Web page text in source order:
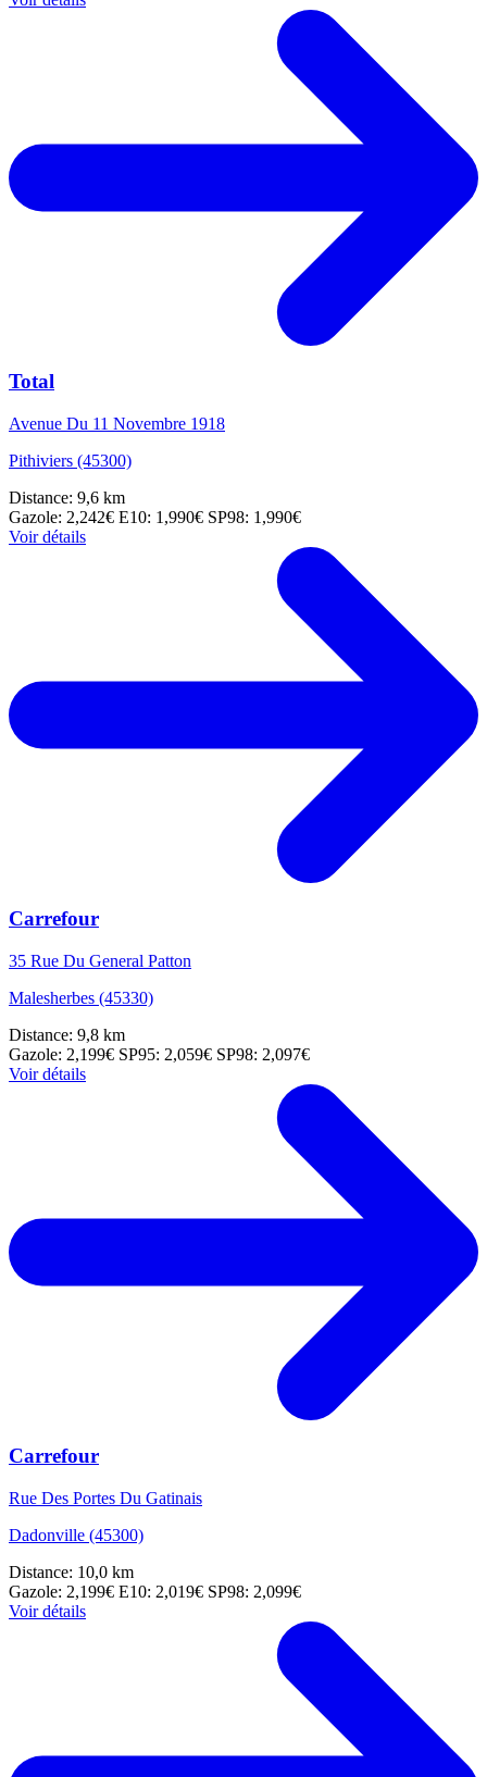
Total
Avenue Du 11 Novembre 1918
Pithiviers (45300)
Distance: 9,6 km
Gazole: 2,242€ E10: 1,990€ SP98: 1,990€
Voir détails
Carrefour
35 Rue Du General Patton
Malesherbes (45330)
Distance: 9,8 km
Gazole: 2,199€ SP95: 2,059€ SP98: 2,097€
Voir détails
Carrefour
Rue Des Portes Du Gatinais
Dadonville (45300)
Distance: 10,0 km
Gazole: 2,199€ E10: 2,019€ SP98: 2,099€
Voir détails